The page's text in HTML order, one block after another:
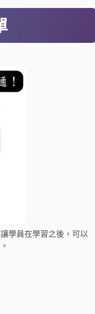
學員在學習之後，可以